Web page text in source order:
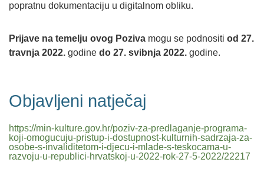
popratnu dokumentaciju u digitalnom obliku.
Prijave na temelju ovog Poziva mogu se podnositi od 27.
travnja 2022. godine do 27. svibnja 2022. godine.
Objavljeni natječaj
https://min-kulture.gov.hr/poziv-za-predlaganje-programa-
koji-omogucuju-pristup-i-dostupnost-kulturnih-sadrzaja-za-
osobe-s-invaliditetom-i-djecu-i-mlade-s-teskocama-u-
razvoju-u-republici-hrvatskoj-u-2022-rok-27-5-2022/22217